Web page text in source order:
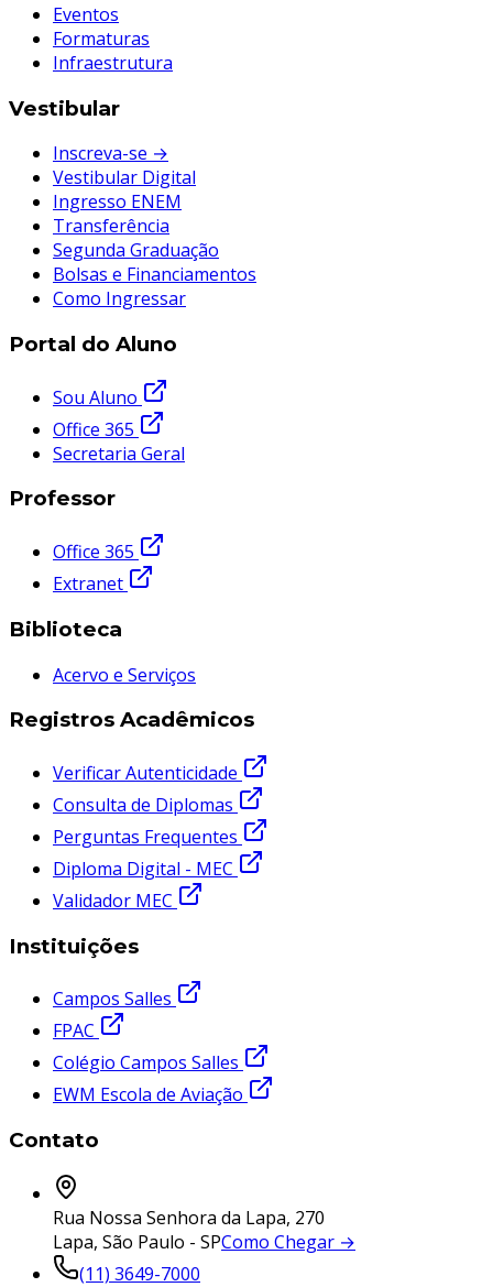
Eventos
Formaturas
Infraestrutura
Vestibular
Inscreva-se →
Vestibular Digital
Ingresso ENEM
Transferência
Segunda Graduação
Bolsas e Financiamentos
Como Ingressar
Portal do Aluno
Sou Aluno
Office 365
Secretaria Geral
Professor
Office 365
Extranet
Biblioteca
Acervo e Serviços
Registros Acadêmicos
Verificar Autenticidade
Consulta de Diplomas
Perguntas Frequentes
Diploma Digital - MEC
Validador MEC
Instituições
Campos Salles
FPAC
Colégio Campos Salles
EWM Escola de Aviação
Contato
Rua Nossa Senhora da Lapa, 270
Lapa, São Paulo - SPComo Chegar →
(11) 3649-7000